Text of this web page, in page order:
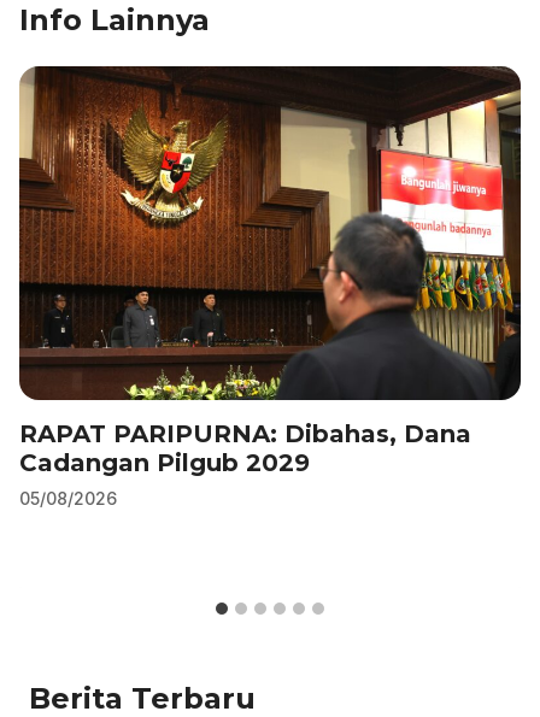
o
k
Info Lainnya
RAPAT PARIPURNA: Dibahas, Dana
Cadangan Pilgub 2029
05/08/2026
Berita Terbaru